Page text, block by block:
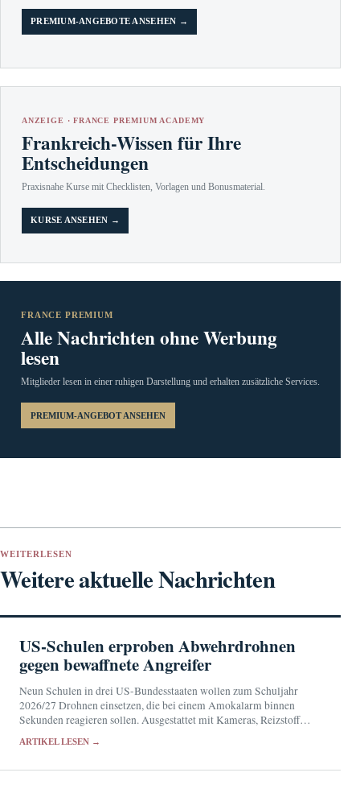
PREMIUM-ANGEBOTE ANSEHEN →
ANZEIGE · FRANCE PREMIUM ACADEMY
Frankreich-Wissen für Ihre
Entscheidungen
Praxisnahe Kurse mit Checklisten, Vorlagen und Bonusmaterial.
KURSE ANSEHEN →
FRANCE PREMIUM
Alle Nachrichten ohne Werbung
lesen
Mitglieder lesen in einer ruhigen Darstellung und erhalten zusätzliche Services.
PREMIUM-ANGEBOT ANSEHEN
WEITERLESEN
Weitere aktuelle Nachrichten
US-Schulen erproben Abwehrdrohnen
gegen bewaffnete Angreifer
Neun Schulen in drei US-Bundesstaaten wollen zum Schuljahr
2026/27 Drohnen einsetzen, die bei einem Amokalarm binnen
Sekunden reagieren sollen. Ausgestattet mit Kameras, Reizstoff
Polizei…
ARTIKEL LESEN →